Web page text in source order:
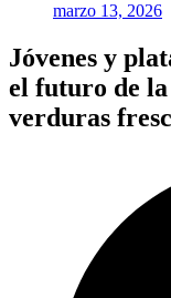
marzo 13, 2026
Jóvenes y
el futuro de
verduras